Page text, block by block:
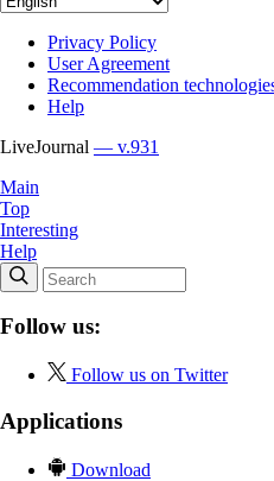
Privacy Policy
User Agreement
Recommendation
Help
LiveJournal — v.931
Main
Top
Interesting
Help
Follow us:
Follow us on Twitter
Applications
Download